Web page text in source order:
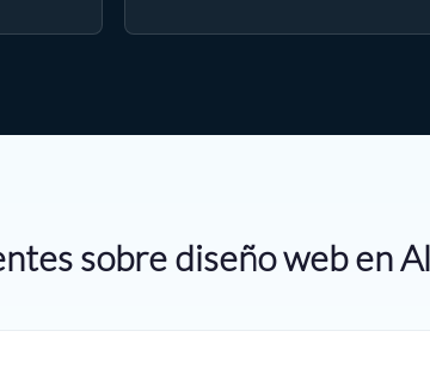
sobre diseño web en